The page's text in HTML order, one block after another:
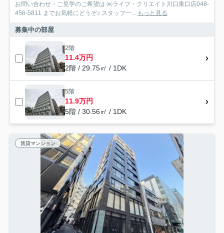
お問い合わせ・ご見学のご希望は ㈱ライフ・クリエイト川口東口店048-
456-5811 までお気軽にどうぞ♪ スタッフ一... もっと見る
募集中の部屋
2階
11.4万円
2階 / 29.75㎡ / 1DK
5階
11.9万円
5階 / 30.56㎡ / 1DK
賃貸マンション